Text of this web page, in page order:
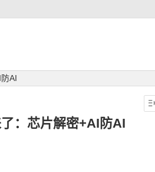
AI
：芯片解密+AI防AI